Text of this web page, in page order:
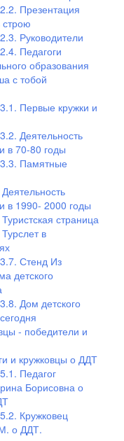
Презентация
Руководители
Педагоги
образования
с тобой
Первые кружки и
Деятельность
в 70-80 годы
Памятные
в 1990- 2000 годы
страница
в
Стенд Из
детского
Дом детского
- победители и
и кружковцы о ДДТ
Педагог
Борисовна о
Кружковец
о ДДТ.